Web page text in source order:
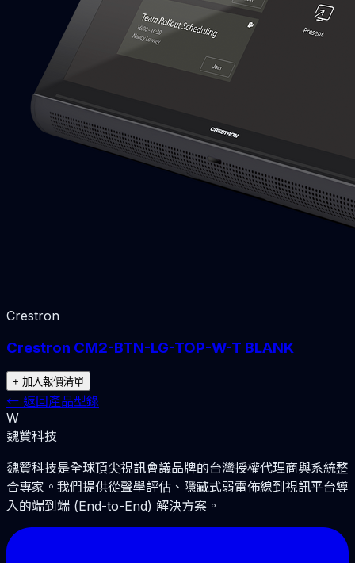
Crestron
Crestron CM2-BTN-LG-TOP-W-T BLANK
+ 加入報價清單
← 返回產品型錄
W
魏贊科技
魏贊科技是全球頂尖視訊會議品牌的台灣授權代理商與系統整
合專家。我們提供從聲學評估、隱藏式弱電佈線到視訊平台導
入的端到端 (End-to-End) 解決方案。